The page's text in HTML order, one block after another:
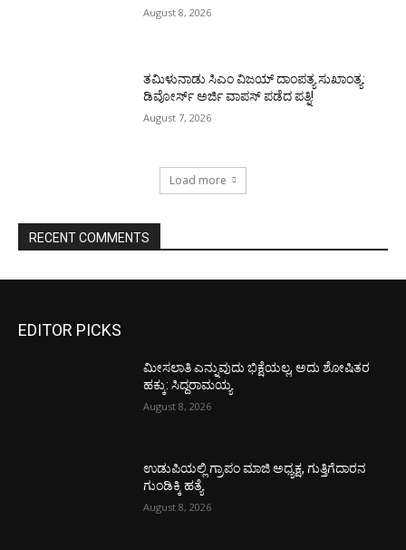
August 8, 2026
ತಮಿಳುನಾಡು ಸಿಎಂ ವಿಜಯ್‌ ದಾಂಪತ್ಯ ಸುಖಾಂತ್ಯ:
ಡಿವೋರ್ಸ್‌ ಅರ್ಜಿ ವಾಪಸ್‌ ಪಡೆದ ಪತ್ನಿ!
August 7, 2026
Load more
RECENT COMMENTS
EDITOR PICKS
ಮೀಸಲಾತಿ ಎನ್ನುವುದು ಭಿಕ್ಷೆಯಲ್ಲ, ಅದು ಶೋಷಿತರ
ಹಕ್ಕು: ಸಿದ್ದರಾಮಯ್ಯ
August 8, 2026
ಉಡುಪಿಯಲ್ಲಿ ಗ್ರಾಪಂ ಮಾಜಿ ಅಧ್ಯಕ್ಷ, ಗುತ್ತಿಗೆದಾರನ
ಗುಂಡಿಕ್ಕಿ ಹತ್ಯೆ
August 8, 2026